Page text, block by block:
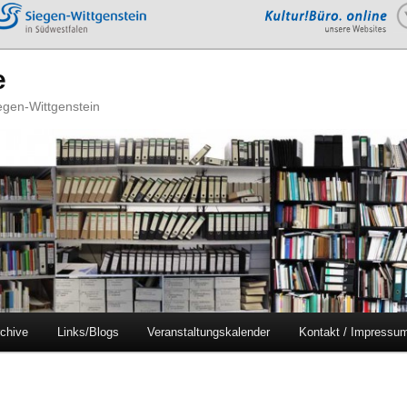
Wittgenstein
Links/Blogs Veranstaltungskalender Kontakt /